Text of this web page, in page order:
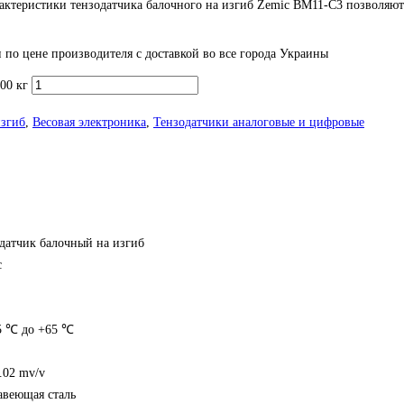
тензодатчика балочного на изгиб Zemic BM11-C3
цене производителя с доставкой во все города Украины
кг
, Весовая электроника, Тензодатчики аналоговые и цифровые
балочный на изгиб
℃ до +65 ℃
mv/v
сталь